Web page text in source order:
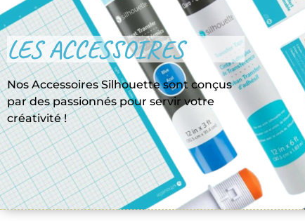
LES ACCESSOIRES
Nos Accessoires Silhouette sont conçus
par des passionnés pour servir votre
créativité !